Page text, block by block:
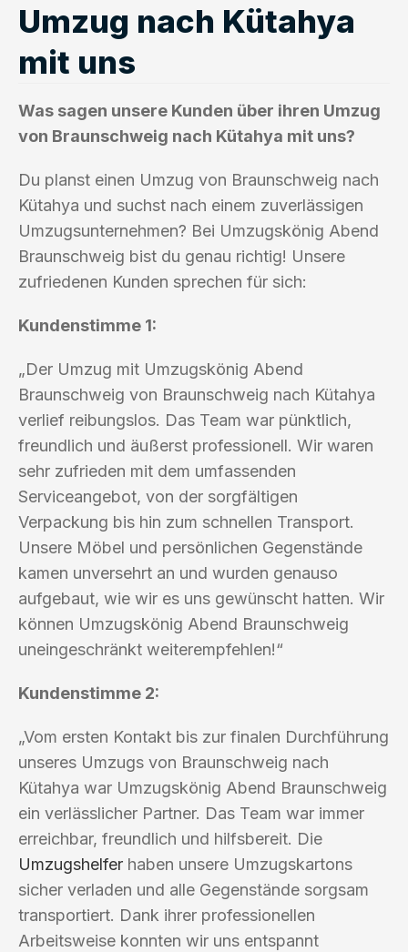
Umzug nach Kütahya
mit uns
Was sagen unsere Kunden über ihren Umzug
von Braunschweig nach Kütahya mit uns?
Du planst einen Umzug von Braunschweig nach
Kütahya und suchst nach einem zuverlässigen
Umzugsunternehmen? Bei Umzugskönig Abend
Braunschweig bist du genau richtig! Unsere
zufriedenen Kunden sprechen für sich:
Kundenstimme 1:
„Der Umzug mit Umzugskönig Abend
Braunschweig von Braunschweig nach Kütahya
verlief reibungslos. Das Team war pünktlich,
freundlich und äußerst professionell. Wir waren
sehr zufrieden mit dem umfassenden
Serviceangebot, von der sorgfältigen
Verpackung bis hin zum schnellen Transport.
Unsere Möbel und persönlichen Gegenstände
kamen unversehrt an und wurden genauso
aufgebaut, wie wir es uns gewünscht hatten. Wir
können Umzugskönig Abend Braunschweig
uneingeschränkt weiterempfehlen!“
Kundenstimme 2:
„Vom ersten Kontakt bis zur finalen Durchführung
unseres Umzugs von Braunschweig nach
Kütahya war Umzugskönig Abend Braunschweig
ein verlässlicher Partner. Das Team war immer
erreichbar, freundlich und hilfsbereit. Die
Umzugshelfer haben unsere Umzugskartons
sicher verladen und alle Gegenstände sorgsam
transportiert. Dank ihrer professionellen
Arbeitsweise konnten wir uns entspannt